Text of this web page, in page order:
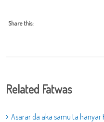
Share this:
Related Fatwas
Asarar da aka samu ta